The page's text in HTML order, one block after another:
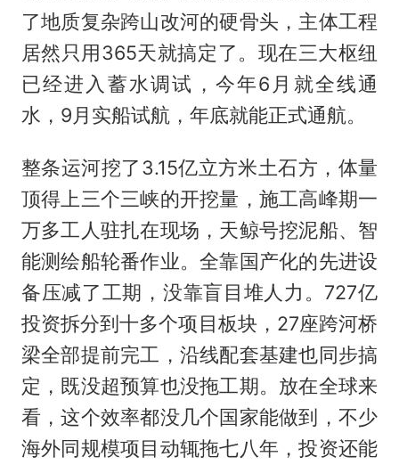
了地质复杂跨山改河的硬骨头，主体工程
居然只用365天就搞定了。现在三大枢纽
已经进入蓄水调试，今年6月就全线通
水，9月实船试航，年底就能正式通航。
整条运河挖了3.15亿立方米土石方，体量
顶得上三个三峡的开挖量，施工高峰期一
万多工人驻扎在现场，天鲸号挖泥船、智
能测绘船轮番作业。全靠国产化的先进设
备压减了工期，没靠盲目堆人力。727亿
投资拆分到十多个项目板块，27座跨河桥
梁全部提前完工，沿线配套基建也同步搞
定，既没超预算也没拖工期。放在全球来
看，这个效率都没几个国家能做到，不少
海外同规模项目动辄拖七八年，投资还能